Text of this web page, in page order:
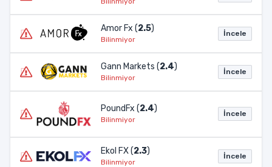
Amor Fx (2.5)
Bilinmiyor
İncele
Gann Markets (2.4)
Bilinmiyor
İncele
PoundFx (2.4)
Bilinmiyor
İncele
Ekol FX (2.3)
Bilinmiyor
İncele